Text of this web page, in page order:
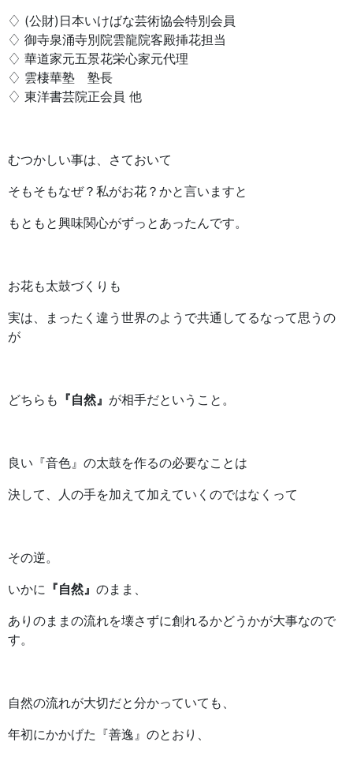
♢ (公財)日本いけばな芸術協会特別会員
♢ 御寺泉涌寺別院雲龍院客殿挿花担当
♢ 華道家元五景花栄心家元代理
♢ 雲棲華塾 塾長
♢ 東洋書芸院正会員 他
むつかしい事は、さておいて
そもそもなぜ？私がお花？かと言いますと
もともと興味関心がずっとあったんです。
お花も太鼓づくりも
実は、まったく違う世界のようで共通してるなって思うの
が
どちらも 『自然』 が相手だということ。
良い『音色』の太鼓を作るの必要なことは
決して、人の手を加えて加えていくのではなくって
その逆。
いかに 『自然』 のまま、
ありのままの流れを壊さずに創れるかどうかが大事なので
す。
自然の流れが大切だと分かっていても、
年初にかかげた『善逸』のとおり、